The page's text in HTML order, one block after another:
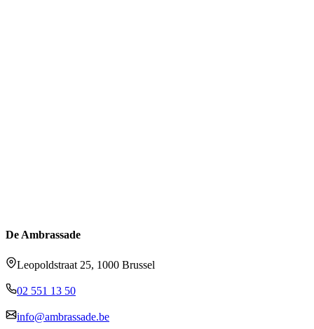
De Ambrassade
Leopoldstraat 25, 1000 Brussel
02 551 13 50
info@ambrassade.be